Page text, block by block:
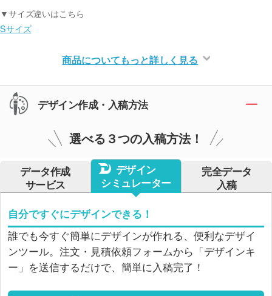
▼サイズ違いはこちら
Sサイズ
商品についてもっと詳しく見る
デザイン作成・入稿方法
選べる３つの入稿方法！
データ作成
サービス
デザイン
シミュレーター
完全データ
入稿
自分ですぐにデザインできる！
誰でも今すぐ簡単にデザインが作れる、便利なデザイ
ンツール。注文・見積依頼フォームから「デザインキ
ー」を送信するだけで、簡単に入稿完了！